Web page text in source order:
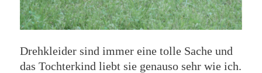
Drehkleider sind immer eine tolle Sache und
das Tochterkind liebt sie genauso sehr wie ich.